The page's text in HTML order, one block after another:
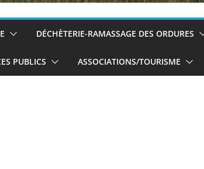
DÉCHÈTERIE-RAMASSAGE DES ORDURES
PUBLICS ASSOCIATIONS/TOURISME